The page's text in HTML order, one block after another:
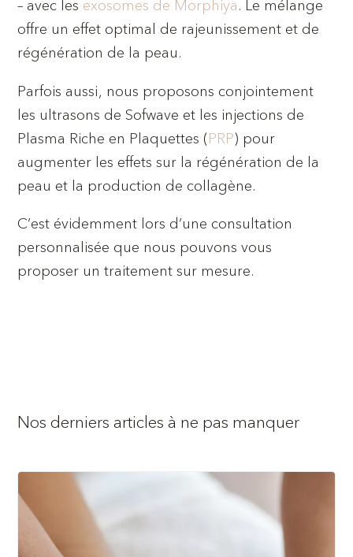
– avec les exosomes de Morphiya. Le mélange
offre un effet optimal de rajeunissement et de
régénération de la peau.
Parfois aussi, nous proposons conjointement
les ultrasons de Sofwave et les injections de
Plasma Riche en Plaquettes (PRP) pour
augmenter les effets sur la régénération de la
peau et la production de collagène.
C’est évidemment lors d’une consultation
personnalisée que nous pouvons vous
proposer un traitement sur mesure.
Nos derniers articles à ne pas manquer